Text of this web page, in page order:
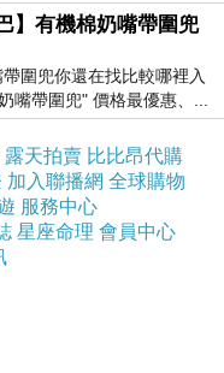
】有機棉奶嘴帶圍兜
圍兜你還在找比較哪裡入
嘴帶圍兜" 價格最優惠、...
露天拍賣 比比昂代購
加入聯播網 全球購物
服務中心
星座命理 會員中心